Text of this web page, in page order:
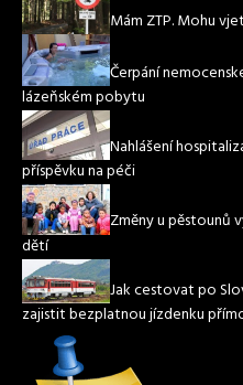
Mám ZTP. Mohu
Čerpání
lázeňském pobytu
Nahlášení
příspěvku na péči
Změny u pěstounů
dětí
Jak cestovat po
zajistit bezplatnou jízdenku